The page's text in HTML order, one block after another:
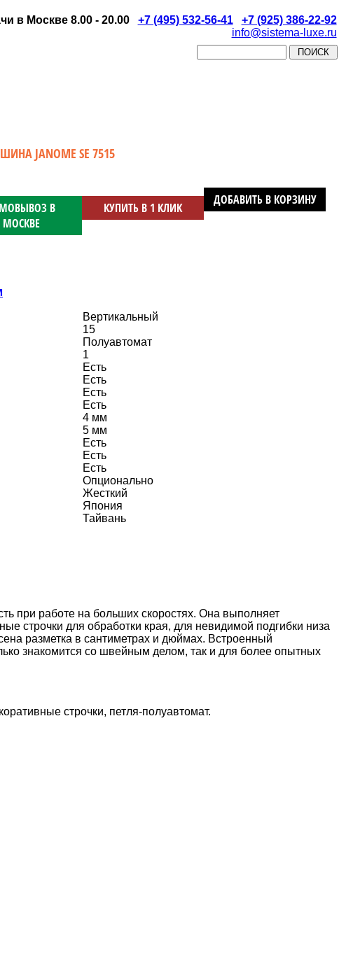
в Москве 8.00 - 20.00 +7 (495) 532-56-41 +7 (925) 386-22-92
info@sistema-luxe.ru
JANOME SE 7515
ДОБАВИТЬ В КОРЗИНУ
КУПИТЬ В 1 КЛИК
В
МОСКВЕ
Вертикальный
15
Полуавтомат
1
Есть
Есть
Есть
Есть
4 мм
5 мм
Есть
Есть
Есть
Опционально
Жесткий
Япония
Тайвань
при работе на больших скоростях. Она выполняет
строчки для обработки края, для невидимой подгибки низа
разметка в сантиметрах и дюймах. Встроенный
знакомится со швейным делом, так и для более опытных
строчки, петля-полуавтомат.